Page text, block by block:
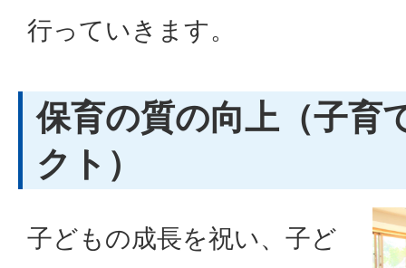
行っていきます。
保育の質の向上（子育
クト）
子どもの成長を祝い、子ど